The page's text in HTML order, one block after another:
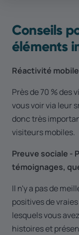
Conseils
éléments
Réactivité mobile
Près de 70 % des
vous voir via leur
donc très
visiteurs mobiles.
Preuve sociale -
témoignages,
Il n'y a pas de
positives de
lesquels vous
histoires et